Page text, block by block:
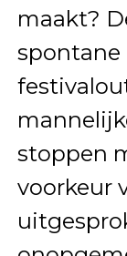
maakt?
stoppen
voorkeur